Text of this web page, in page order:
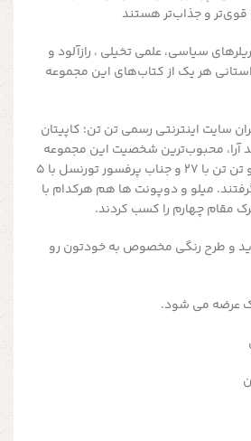
و جذاب‌تر هستند
سیاسی،‌ علمی تخیلی ، رازآلود و
هر یک از کتاب‌های این مجموعه
سایت اینترنتی رسمی تن تن؛ کاپیتان
با کسب ۶۰ درصد آرا، محبوب‌ترین شخصیت این مجموعه
داستان‌ها شناخته شد و تن تن با ۲۷ و جناب پرفسور تورنسل با ۵
گرفتند. میلو و دوپونت ها هم هرکدام با
و طرح رنگی مخصوص به خودتون رو